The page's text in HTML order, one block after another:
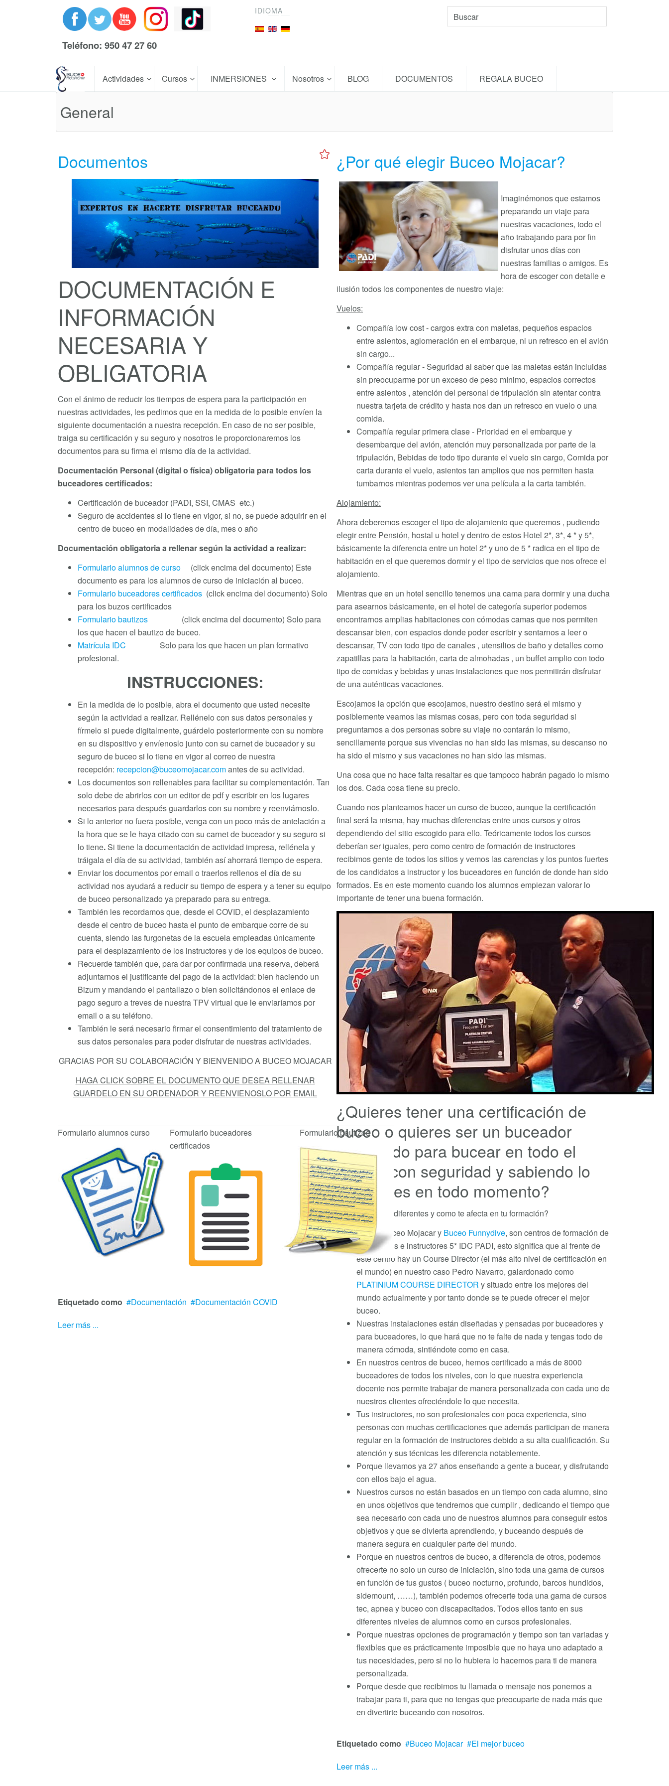
Teléfono: 950 47 27 60
IDIOMA
Actividades Cursos INMERSIONES Nosotros BLOG DOCUMENTOS REGALA BUCEO
General
Documentos
DOCUMENTACIÓN E
INFORMACIÓN
NECESARIA Y
OBLIGATORIA
Con el ánimo de reducir los tiempos de espera para la participación en
nuestras actividades, les pedimos que en la medida de lo posible envíen la
siguiente documentación a nuestra recepción. En caso de no ser posible,
traiga su certificación y su seguro y nosotros le proporcionaremos los
documentos para su firma el mismo día de la actividad.
Documentación Personal (digital o física) obligatoria para todos los
buceadores certificados:
Certificación de buceador (PADI, SSI, CMAS etc.)
Seguro de accidentes si lo tiene en vigor, si no, se puede adquirir en el
centro de buceo en modalidades de día, mes o año
Documentación obligatoria a rellenar según la actividad a realizar:
Formulario alumnos de curso (click encima del documento) Este
documento es para los alumnos de curso de iniciación al buceo.
Formulario buceadores certificados (click encima del documento) Solo
para los buzos certificados
Formulario bautizos
(click encima del documento) Solo para
los que hacen el bautizo de buceo.
Matrícula IDC
Solo para los que hacen un plan formativo
profesional.
INSTRUCCIONES:
En la medida de lo posible, abra el documento que usted necesite
según la actividad a realizar. Rellénelo con sus datos personales y
fírmelo si puede digitalmente, guárdelo posteriormente con su nombre
en su dispositivo y envíenoslo junto con su carnet de buceador y su
seguro de buceo si lo tiene en vigor al correo de nuestra
recepción: recepcion@buceomojacar.comantes de su actividad.
Los documentos son rellenables para facilitar su complementación. Tan
solo debe de abrirlos con un editor de pdf y escribir en los lugares
necesarios para después guardarlos con su nombre y reenviárnoslo.
Si lo anterior no fuera posible, venga con un poco más de antelación a
la hora que se le haya citado con su carnet de buceador y su seguro si
lo tiene. Si tiene la documentación de actividad impresa, rellénela y
tráigala el día de su actividad, también así ahorrará tiempo de espera.
Enviar los documentos por email o traerlos rellenos el día de su
actividad nos ayudará a reducir su tiempo de espera y a tener su equipo
de buceo personalizado ya preparado para su entrega.
También les recordamos que, desde el COVID, el desplazamiento
desde el centro de buceo hasta el punto de embarque corre de su
cuenta, siendo las furgonetas de la escuela empleadas únicamente
para el desplazamiento de los instructores y de los equipos de buceo.
Recuerde también que, para dar por confirmada una reserva, deberá
adjuntarnos el justificante del pago de la actividad: bien haciendo un
Bizum y mandando el pantallazo o bien solicitándonos el enlace de
pago seguro a treves de nuestra TPV virtual que le enviaríamos por
email o a su teléfono.
También le será necesario firmar el consentimiento del tratamiento de
sus datos personales para poder disfrutar de nuestras actividades.
GRACIAS POR SU COLABORACIÓN Y BIENVENIDO A BUCEO MOJACAR
HAGA CLICK SOBRE EL DOCUMENTO QUE DESEA RELLENAR
GUARDELO EN SU ORDENADOR Y REENVIENOSLO POR EMAIL
Formulario alumnos curso
Formulario buceadores
certificados
Formulario bautizos
Etiquetado como Documentación
Documentación COVID
Leer más ...
¿Por qué elegir Buceo Mojacar?
Imaginémonos que estamos
preparando un viaje para
nuestras vacaciones, todo el
año trabajando para por fin
disfrutar unos días con
nuestras familias o amigos. Es
hora de escoger con detalle e
ilusión todos los componentes de nuestro viaje:
Vuelos:
Compañía low cost - cargos extra con maletas, pequeños espacios
entre asientos, aglomeración en el embarque, ni un refresco en el avión
sin cargo...
Compañía regular - Seguridad al saber que las maletas están incluidas
sin preocuparme por un exceso de peso mínimo, espacios correctos
entre asientos , atención del personal de tripulación sin atentar contra
nuestra tarjeta de crédito y hasta nos dan un refresco en vuelo o una
comida.
Compañía regular primera clase - Prioridad en el embarque y
desembarque del avión, atención muy personalizada por parte de la
tripulación, Bebidas de todo tipo durante el vuelo sin cargo, Comida por
carta durante el vuelo, asientos tan amplios que nos permiten hasta
tumbarnos mientras podemos ver una película a la carta también.
Alojamiento:
Ahora deberemos escoger el tipo de alojamiento que queremos , pudiendo
elegir entre Pensión, hostal u hotel y dentro de estos Hotel 2*, 3*, 4 * y 5*,
básicamente la diferencia entre un hotel 2* y uno de 5 * radica en el tipo de
habitación en el que queremos dormir y el tipo de servicios que nos ofrece el
alojamiento.
Mientras que en un hotel sencillo tenemos una cama para dormir y una ducha
para asearnos básicamente, en el hotel de categoría superior podemos
encontrarnos amplias habitaciones con cómodas camas que nos permiten
descansar bien, con espacios donde poder escribir y sentarnos a leer o
descansar, TV con todo tipo de canales , utensilios de baño y detalles como
zapatillas para la habitación, carta de almohadas , un buffet amplio con todo
tipo de comidas y bebidas y unas instalaciones que nos permitirán disfrutar
de una auténticas vacaciones.
Escojamos la opción que escojamos, nuestro destino será el mismo y
posiblemente veamos las mismas cosas, pero con toda seguridad si
preguntamos a dos personas sobre su viaje no contarán lo mismo,
sencillamente porque sus vivencias no han sido las mismas, su descanso no
ha sido el mismo y sus vacaciones no han sido las mismas.
Una cosa que no hace falta resaltar es que tampoco habrán pagado lo mismo
los dos. Cada cosa tiene su precio.
Cuando nos planteamos hacer un curso de buceo, aunque la certificación
final será la misma, hay muchas diferencias entre unos cursos y otros
dependiendo del sitio escogido para ello. Teóricamente todos los cursos
deberían ser iguales, pero como centro de formación de instructores
recibimos gente de todos los sitios y vemos las carencias y los puntos fuertes
de los candidatos a instructor y los buceadores en función de donde han sido
formados. Es en este momento cuando los alumnos empiezan valorar lo
importante de tener una buena formación.
¿Quieres tener una certificación de
buceo o quieres ser un buceador
preparado para bucear en todo el
mundo con seguridad y sabiendo lo
que haces en todo momento?
¿En qué somos diferentes y como te afecta en tu formación?
Centro Buceo Mojacar y Buceo Funnydive, son centros de formación de
buceadores e instructores 5* IDC PADI, esto significa que al frente de
este centro hay un Course Director (el más alto nivel de certificación en
el mundo) en nuestro caso Pedro Navarro, galardonado como
PLATINIUM COURSE DIRECTOR y situado entre los mejores del
mundo actualmente y por tanto donde se te puede ofrecer el mejor
buceo.
Nuestras instalaciones están diseñadas y pensadas por buceadores y
para buceadores, lo que hará que no te falte de nada y tengas todo de
manera cómoda, sintiéndote como en casa.
En nuestros centros de buceo, hemos certificado a más de 8000
buceadores de todos los niveles, con lo que nuestra experiencia
docente nos permite trabajar de manera personalizada con cada uno de
nuestros clientes ofreciéndole lo que necesita.
Tus instructores, no son profesionales con poca experiencia, sino
personas con muchas certificaciones que además participan de manera
regular en la formación de instructores debido a su alta cualificación. Su
atención y sus técnicas les diferencia notablemente.
Porque llevamos ya 27 años enseñando a gente a bucear, y disfrutando
con ellos bajo el agua.
Nuestros cursos no están basados en un tiempo con cada alumno, sino
en unos objetivos que tendremos que cumplir , dedicando el tiempo que
sea necesario con cada uno de nuestros alumnos para conseguir estos
objetivos y que se divierta aprendiendo, y buceando después de
manera segura en cualquier parte del mundo.
Porque en nuestros centros de buceo, a diferencia de otros, podemos
ofrecerte no solo un curso de iniciación, sino toda una gama de cursos
en función de tus gustos ( buceo nocturno, profundo, barcos hundidos,
sidemount, ……), también podemos ofrecerte toda una gama de cursos
tec, apnea y buceo con discapacitados. Todos ellos tanto en sus
diferentes niveles de alumnos como en cursos profesionales.
Porque nuestras opciones de programación y tiempo son tan variadas y
flexibles que es prácticamente imposible que no haya uno adaptado a
tus necesidades, pero si no lo hubiera lo hacemos para ti de manera
personalizada.
Porque desde que recibimos tu llamada o mensaje nos ponemos a
trabajar para ti, para que no tengas que preocuparte de nada más que
en divertirte buceando con nosotros.
Etiquetado como Buceo Mojacar
El mejor buceo
Leer más ...